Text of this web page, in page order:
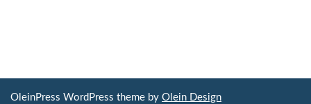
OleinPress WordPress theme by Olein Design